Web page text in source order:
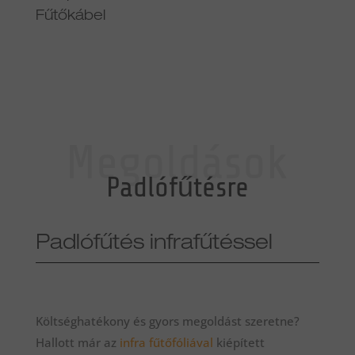
Fűtőkábel
Megoldások
Padlófűtésre
Padlófűtés infrafűtéssel
Költséghatékony és gyors megoldást szeretne?
Hallott már az infra fűtőfóliával kiépített